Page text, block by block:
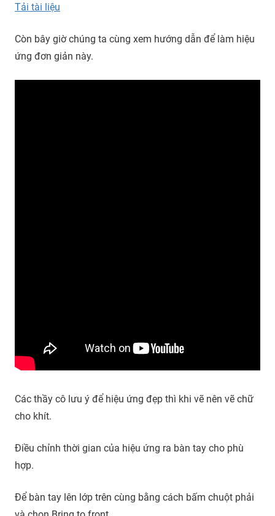
Tải tài liệu
Còn bây giờ chúng ta cùng xem hướng dẫn để làm hiệu
ứng đơn giản này.
Các thầy cô lưu ý để hiệu ứng đẹp thì khi vẽ nên vẽ chữ
cho khít.
Điều chỉnh thời gian của hiệu ứng ra bàn tay cho phù
hợp.
Để bàn tay lên lớp trên cùng bằng cách bấm chuột phải